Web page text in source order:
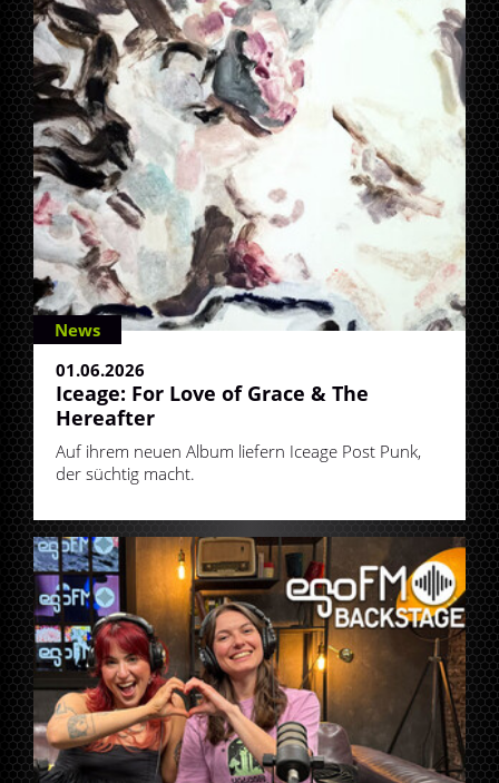
News
01.06.2026
Iceage: For Love of Grace & The
Hereafter
Auf ihrem neuen Album liefern Iceage Post Punk,
der süchtig macht.